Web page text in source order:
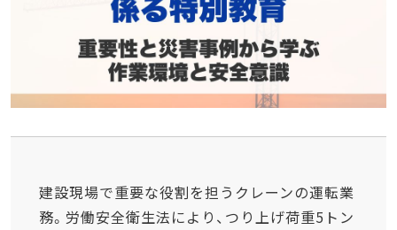
建設現場で重要な役割を担うクレーンの運転業
務。労働安全衛生法により、つり上げ荷重5トン